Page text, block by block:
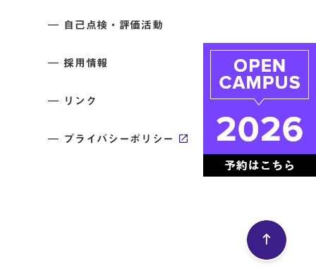
自己点検・評価活動
採用情報
リンク
プライバシーポリシー